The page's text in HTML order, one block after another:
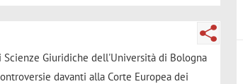
Giuridiche dell'Università di Bologna
davanti alla Corte Europea dei